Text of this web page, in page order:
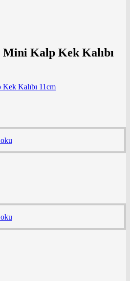
Mini Kalp Kek Kalıbı
Kek Kalıbı 11cm